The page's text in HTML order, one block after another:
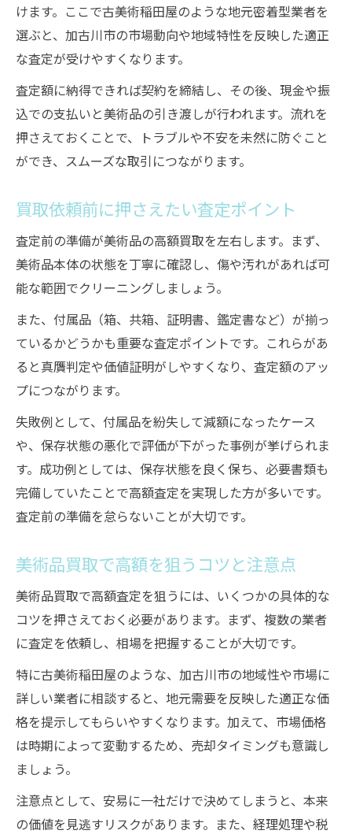
美術品買取と経理処理の基本的な流れ
経理面から見た美術品買取の注意点
資産管理に役立つ美術品買取のポイント
美術品買取後の経理書類準備のコツ
美術品の減価償却や処理方法を解説
加古川市で納得できる美術品査定術
美術品買取で納得できる査定を受けるコツ
加古川市の美術品買取事情と査定傾向
美術品買取で査定時に重視すべきポイント
古美術稲田屋ならではの査定力の魅力
美術品買取で高額査定を受けるための準備
査定前にできる美術品メンテナンスの方法
適正な情報提供で美術品買取額を引き上げ
美術品買取時の交渉術とポイント解説
古美術稲田屋の査定依頼で信頼を得る秘訣
美術品の現金化を成功させる選択肢
美術品買取による現金化のメリットを知る
納得できる現金化を実現する美術品買取術
美術品買取後の資産活用アイデア紹介
古美術稲田屋で安心して現金化できる理由
けます。ここで古美術稲田屋のような地元密着型業者を
選ぶと、加古川市の市場動向や地域特性を反映した適正
な査定が受けやすくなります。
査定額に納得できれば契約を締結し、その後、現金や振
込での支払いと美術品の引き渡しが行われます。流れを
押さえておくことで、トラブルや不安を未然に防ぐこと
ができ、スムーズな取引につながります。
買取依頼前に押さえたい査定ポイント
査定前の準備が美術品の高額買取を左右します。まず、
美術品本体の状態を丁寧に確認し、傷や汚れがあれば可
能な範囲でクリーニングしましょう。
また、付属品（箱、共箱、証明書、鑑定書など）が揃っ
ているかどうかも重要な査定ポイントです。これらがあ
ると真贋判定や価値証明がしやすくなり、査定額のアッ
プにつながります。
失敗例として、付属品を紛失して減額になったケース
や、保存状態の悪化で評価が下がった事例が挙げられま
す。成功例としては、保存状態を良く保ち、必要書類も
完備していたことで高額査定を実現した方が多いです。
査定前の準備を怠らないことが大切です。
美術品買取で高額を狙うコツと注意点
美術品買取で高額査定を狙うには、いくつかの具体的な
コツを押さえておく必要があります。まず、複数の業者
に査定を依頼し、相場を把握することが大切です。
特に古美術稲田屋のような、加古川市の地域性や市場に
詳しい業者に相談すると、地元需要を反映した適正な価
格を提示してもらいやすくなります。加えて、市場価格
は時期によって変動するため、売却タイミングも意識し
ましょう。
注意点として、安易に一社だけで決めてしまうと、本来
の価値を見逃すリスクがあります。また、経理処理や税